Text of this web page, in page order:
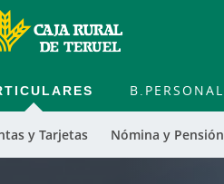
y Tarjetas Nómina y Pensión
B.PERSONAL